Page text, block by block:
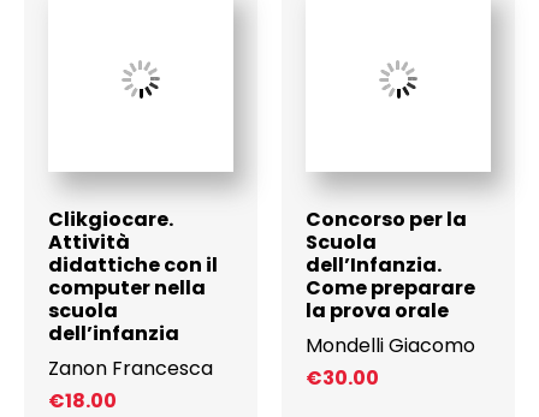
Clikgiocare.
Attività
didattiche con il
computer nella
scuola
dell’infanzia
Zanon Francesca
€18.00
Concorso per la
Scuola
dell’Infanzia.
Come preparare
la prova orale
Mondelli Giacomo
€30.00